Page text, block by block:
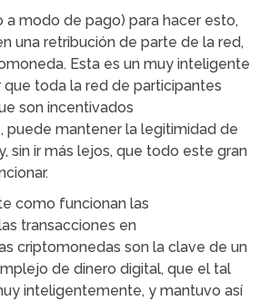
a modo de pago) para hacer esto,
una retribución de parte de la red,
Esta es un muy inteligente
toda la red de participantes
son incentivados
puede mantener la legitimidad de
sin ir más lejos, que todo este gran
como funcionan las
transacciones en
criptomonedas son la clave de un
de dinero digital, que el tal
inteligentemente, y mantuvo así